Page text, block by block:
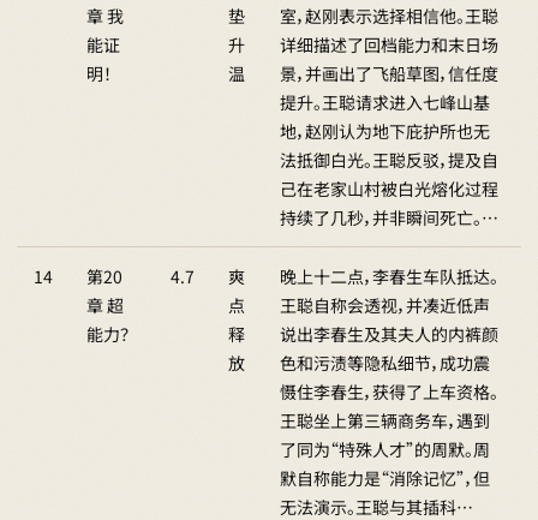
章 我
能证
明！
垫
升
温
室，赵刚表示选择相信他。王聪
详细描述了回档能力和末日场
景，并画出了飞船草图，信任度
提升。王聪请求进入七峰山基
地，赵刚认为地下庇护所也无
法抵御白光。王聪反驳，提及自
己在老家山村被白光熔化过程
持续了几秒，并非瞬间死亡。…
14
第20
章 超
能力？
4.7
爽
点
释
放
晚上十二点，李春生车队抵达。
王聪自称会透视，并凑近低声
说出李春生及其夫人的内裤颜
色和污渍等隐私细节，成功震
慑住李春生，获得了上车资格。
王聪坐上第三辆商务车，遇到
了同为“特殊人才”的周默。周
默自称能力是“消除记忆”，但
无法演示。王聪与其插科…